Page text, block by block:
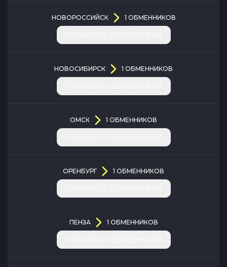
НОВОРОССИЙСК 1 ОБМЕННИКОВ
НОВОСИБИРСК 1 ОБМЕННИКОВ
ОМСК 1 ОБМЕННИКОВ
ОРЕНБУРГ 1 ОБМЕННИКОВ
ПЕНЗА 1 ОБМЕННИКОВ